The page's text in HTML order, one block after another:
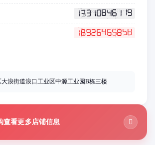
浪街道浪口工业区中源工业园B栋三楼
查看更多店铺信息